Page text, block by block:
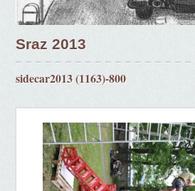
Sraz 2013
sidecar2013 (1163)-800